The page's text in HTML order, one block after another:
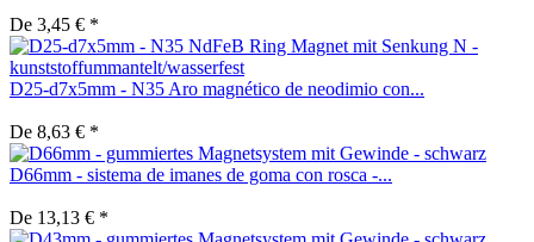
De 3,45 € *
D25-d7x5mm - N35 Aro magnético de neodimio con...
De 8,63 € *
D66mm - sistema de imanes de goma con rosca -...
De 13,13 € *